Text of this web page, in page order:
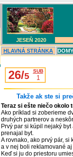
JESEŇ 2020
HLAVNÁ STRÁNKA
26/5
SUB
1
Takže ak ste si
Teraz si ešte niečo okolo
Ako príklad si zoberieme
druhých partnerov a
Prvý par si kúpil nejaký
prenajal byt.
A rovnako, ako prvý pár,
a v nej boli reklamované
Keď si ju do priestoru